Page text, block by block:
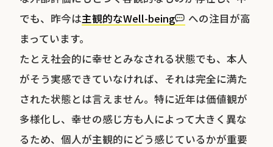
でも、昨今は主観的なWell-being
への注目が高
まっています。
たとえ社会的に幸せとみなされる状態でも、本人
がそう実感できていなければ、それは完全に満た
された状態とは言えません。特に近年は価値観が
多様化し、幸せの感じ方も人によって大きく異な
るため、個人が主観的にどう感じているかが重要